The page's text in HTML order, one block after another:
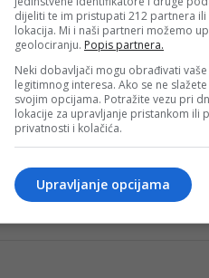
Pročitaj više
nk 2 3. Juna 2026.
Štimac “leti” iz
ga bivši trener
Pročitaj više
dijeliti te im pristupati 212 partnera
lokacija. Mi i naši partneri možemo
geolociranju. Popis partnera.
Neki dobavljači mogu obrađivati
legitimnog interesa. Ako se ne
svojim opcijama. Potražite vezu pri
lokacije za upravljanje pristankom ili
privatnosti i kolačića.
Upravljanje opcijama